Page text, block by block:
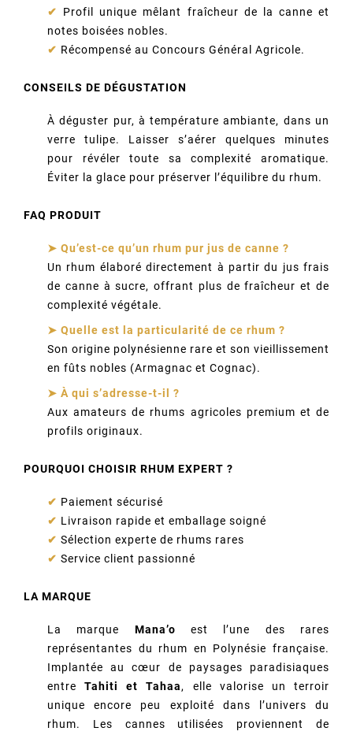
✔
Profil unique mêlant fraîcheur de la canne et
notes boisées nobles.
✔ Récompensé au Concours Général Agricole.
CONSEILS DE DÉGUSTATION
À déguster pur, à température ambiante, dans un
verre tulipe. Laisser s’aérer quelques minutes
pour révéler toute sa complexité aromatique.
Éviter la glace pour préserver l’équilibre du rhum.
FAQ PRODUIT
➤ Qu’est-ce qu’un rhum pur jus de canne ?
Un rhum élaboré directement à partir du jus frais
de canne à sucre, offrant plus de fraîcheur et de
complexité végétale.
➤ Quelle est la particularité de ce rhum ?
Son origine polynésienne rare et son vieillissement
en fûts nobles (Armagnac et Cognac).
➤ À qui s’adresse-t-il ?
Aux amateurs de rhums agricoles premium et de
profils originaux.
POURQUOI CHOISIR RHUM EXPERT ?
✔ Paiement sécurisé
✔ Livraison rapide et emballage soigné
✔ Sélection experte de rhums rares
✔ Service client passionné
LA MARQUE
La marque Mana’o est l’une des rares
représentantes du rhum en Polynésie française.
Implantée au cœur de paysages paradisiaques
entreTahiti et Tahaa, elle valorise un terroir
unique encore peu exploité dans l’univers du
rhum. Les cannes utilisées proviennent de